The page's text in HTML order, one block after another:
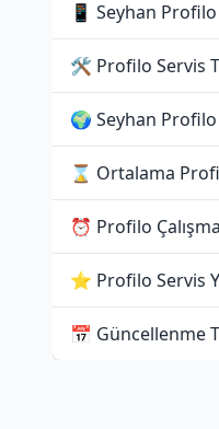
📱 Seyhan
🛠 Profilo Servis
🌍 Seyhan
⌛ Ortalama
⏰ Profilo
⭐ Profilo Servis
📅 Güncellenme